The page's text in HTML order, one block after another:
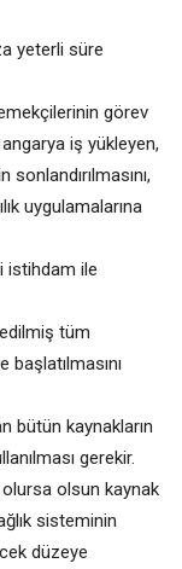
yeterli süre
görev
angarya iş yükleyen,
uygulamalarına
istihdam ile
tüm
bütün kaynakların
gerekir.
olsun kaynak
sisteminin
düzeye